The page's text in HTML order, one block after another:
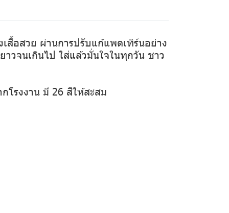
อสวย ผ่านการปรับแก้แพตเทิร์นอย่าง
วจนเกินไป ใส่แล้วมั่นใจในทุกวัน ชาว
โรงงาน มี 26 สีให้สะสม